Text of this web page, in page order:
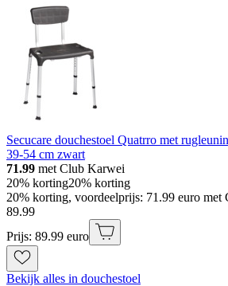
Secucare douchestoel Quatrro met
39-54 cm zwart
71.99 met Club Karwei
20% korting20% korting
20% korting, voordeelprijs: 71.99 euro met
89.99
Prijs: 89.99 euro
Bekijk alles in douchestoel